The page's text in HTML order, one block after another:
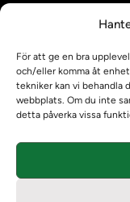
För att ge en bra
och/eller komma åt
tekniker kan vi behandla
webbplats. Om du inte
detta påverka vissa
Om oss
Om
Ladokkonsortiet
Vision, strategi